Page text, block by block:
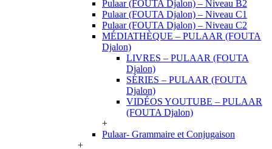
Pulaar (FOUTA Djalon) – Niveau B2
Pulaar (FOUTA Djalon) – Niveau C1
Pulaar (FOUTA Djalon) – Niveau C2
MÉDIATHÈQUE – PULAAR (FOUTA
Djalon)
LIVRES – PULAAR (FOUTA
Djalon)
SÉRIES – PULAAR (FOUTA
Djalon)
VIDÉOS YOUTUBE – PULAAR
(FOUTA Djalon)
+
Pulaar- Grammaire et Conjugaison
+